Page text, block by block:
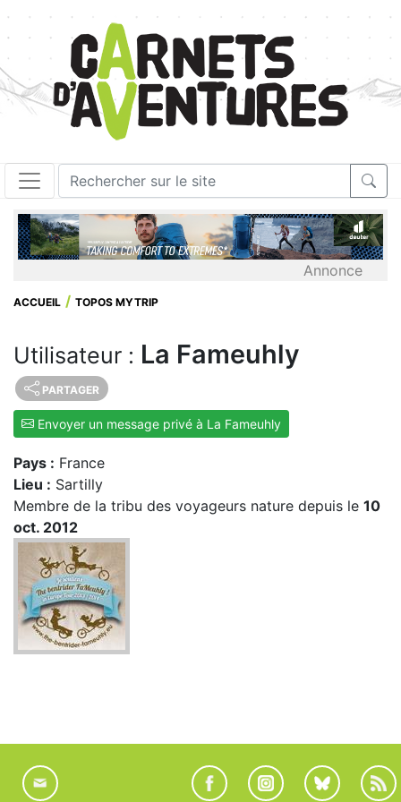
Annonce
ACCUEIL TOPOS MYTRIP
Utilisateur : La Fameuhly
PARTAGER
Envoyer un message privé à La Fameuhly
Pays : France
Lieu : Sartilly
Membre de la tribu des voyageurs nature depuis le 10
oct. 2012